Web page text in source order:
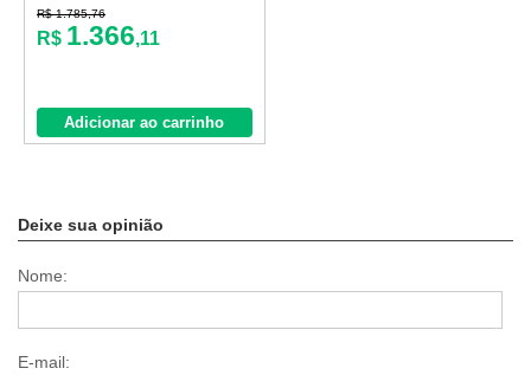
R$ 1.785,76
R$ 1.366,11
Adicionar ao carrinho
Deixe sua opinião
Nome:
E-mail: